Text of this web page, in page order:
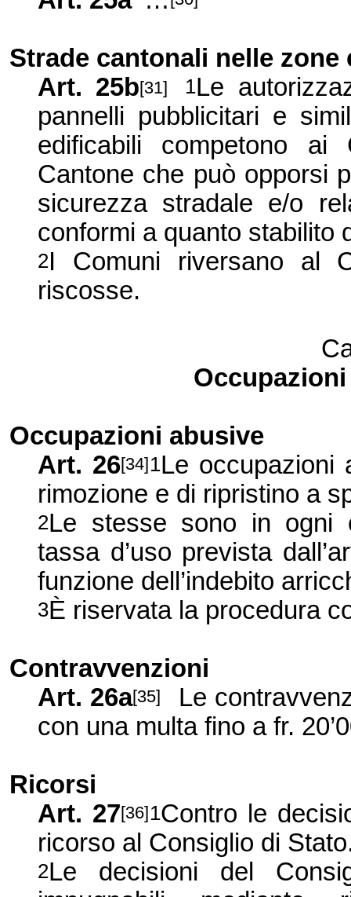
Strade cantonali nelle zone
Art. 25b[31] 1Le
pannelli pubblicitari e
edificabili competono ai
Cantone che può opporsi
sicurezza stradale e/o
conformi a quanto stabilito
2I Comuni riversano al
riscosse.
Occupazioni abusive
Art. 26[34]1Le occupazioni
rimozione e di ripristino a
2Le stesse sono in ogni
tassa d’uso prevista
funzione dell’indebito
3È riservata la procedura
Contravvenzioni
Art. 26a[35]
Le
con una multa fino a fr.
Ricorsi
Art. 27[36]1Contro le
ricorso al Consiglio di
2Le decisioni del